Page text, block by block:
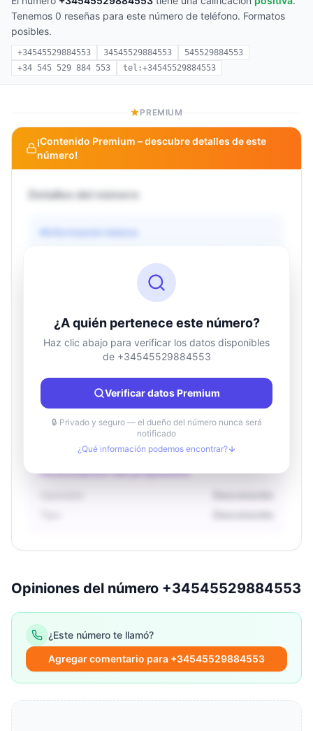
Tenemos 0 reseñas para este número de teléfono. Formatos
posibles.
+34545529884553 34545529884553
545529884553
+34 545 529 884 553
tel:+34545529884553
PREMIUM
¡Contenido Premium – descubre detalles de este
número!
Detalles del número
Información básica
Información de ubicación
País
Desconocido
Ciudad
Desconocido
Región
Desconocido
Información del propietario
¿A quién pertenece este número?
Haz clic abajo para verificar los datos disponibles
de +34545529884553
Verificar datos Premium
🔒 Privado y seguro — el dueño del número nunca será
notificado
¿Qué información podemos encontrar?
Opiniones del número +34545529884553
¿Este número te llamó?
Agregar comentario para +34545529884553